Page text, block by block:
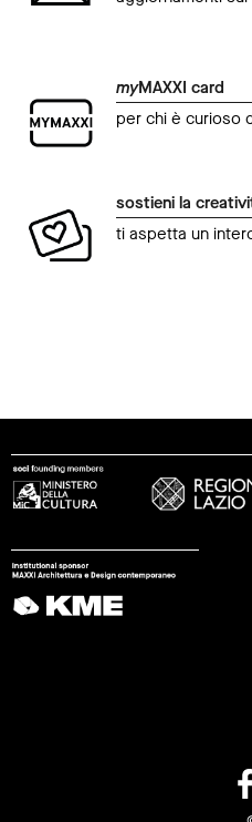
myMAXXI card
per chi è curioso
sostieni la
ti aspetta un